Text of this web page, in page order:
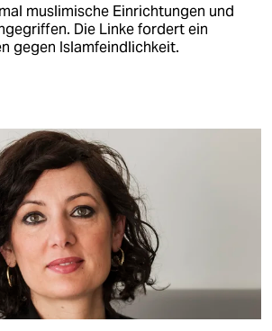
muslimische Einrichtungen und
Die Linke fordert ein
gegen Islamfeindlichkeit.